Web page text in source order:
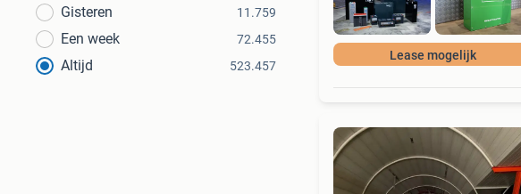
Gisteren 11.759
Een week 72.455
Altijd 523.457
Lease mogelijk